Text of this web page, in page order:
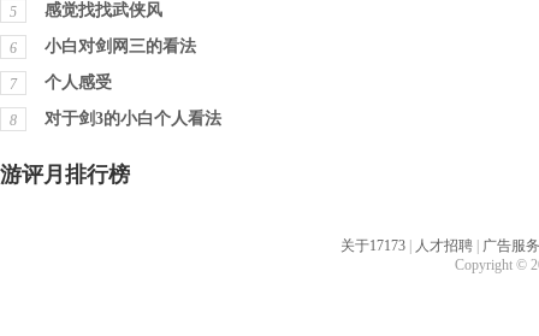
5 感觉找找武侠风
6 小白对剑网三的看法
7 个人感受
8 对于剑3的小白个人看法
游评月排行榜
关于17173 人才招聘
广告服务
Copyright ©